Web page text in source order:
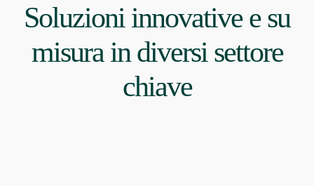
Soluzioni innovative e su
misura in diversi settore
chiave